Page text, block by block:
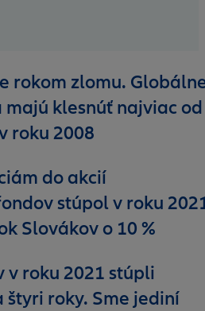
rokom zlomu.
klesnúť najviac od
roku 2008
do akcií
stúpol v roku
Slovákov o 10 %
v roku 2021 stúpli
štyri roky. Sme jediní